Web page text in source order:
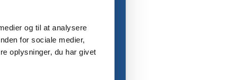
og til at analysere
for sociale medier,
oplysninger, du har givet